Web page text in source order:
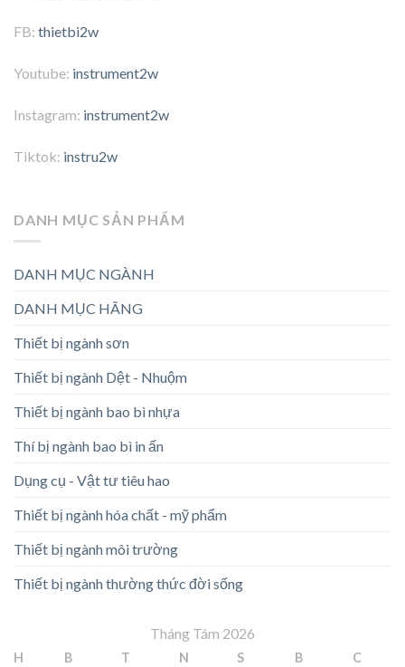
FB: thietbi2w
Youtube: instrument2w
Instagram: instrument2w
Tiktok: instru2w
DANH MỤC SẢN PHẨM
DANH MỤC NGÀNH
DANH MỤC HÃNG
Thiết bị ngành sơn
Thiết bị ngành Dệt - Nhuộm
Thiết bị ngành bao bì nhựa
Thí bị ngành bao bì in ấn
Dụng cụ - Vật tư tiêu hao
Thiết bị ngành hóa chất - mỹ phẩm
Thiết bị ngành môi trường
Thiết bị ngành thường thức đời sống
Tháng Tám 2026
H B T N S B C